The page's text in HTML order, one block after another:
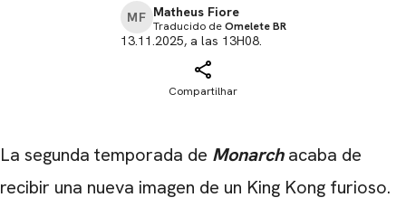
MF Matheus Fiore
Traducido deOmelete BR
13.11.2025, a las 13H08.
Compartilhar
La segunda temporada de Monarchacaba de
recibir una nueva imagen de un King Kong furioso.